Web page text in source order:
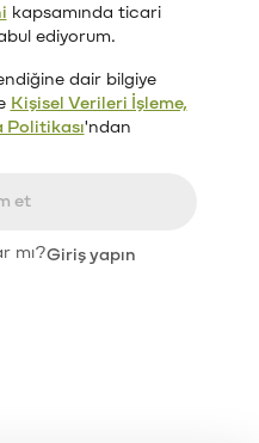
kapsamında ticari
ediyorum.
dair bilgiye
Kişisel Verileri İşleme,
Politikası'ndan
et
mı?Giriş yapın